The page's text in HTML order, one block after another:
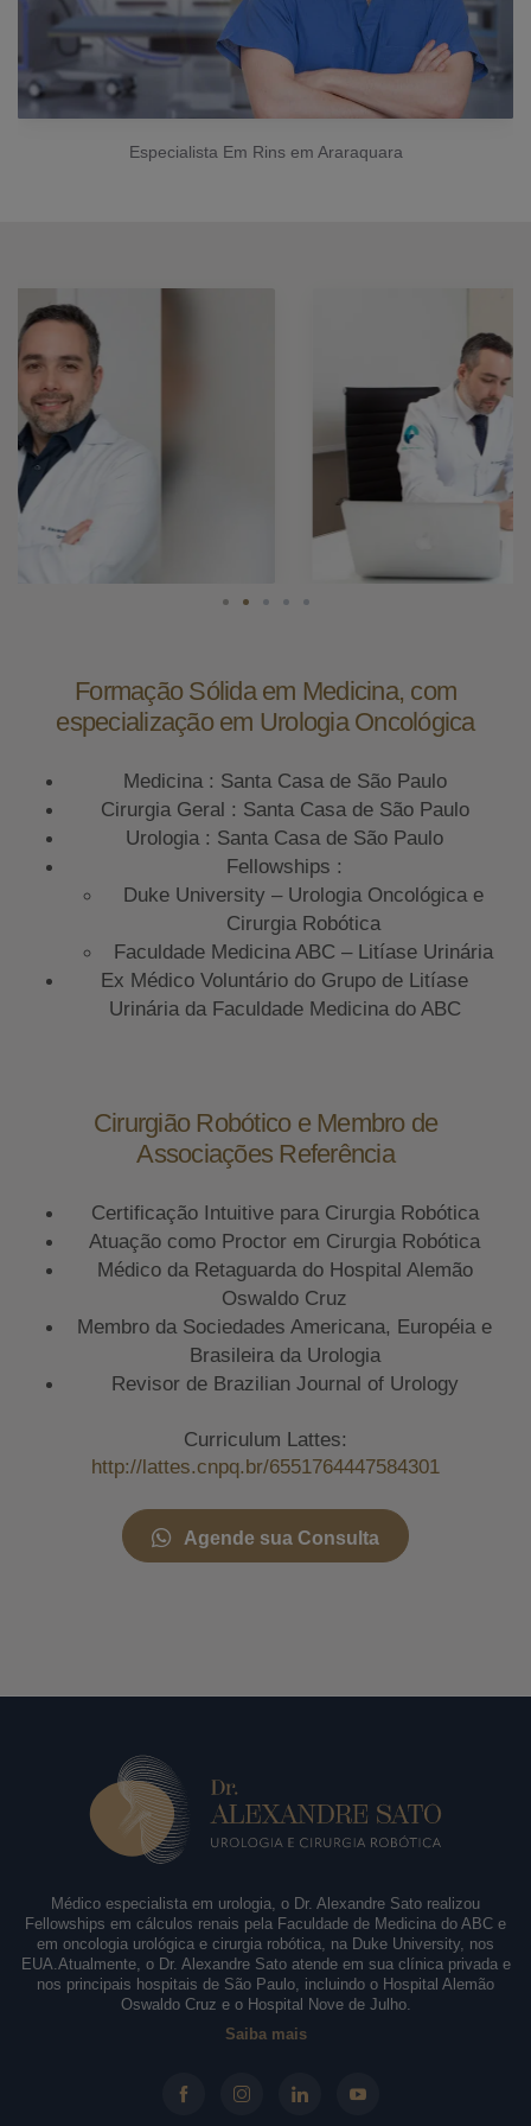
Especialista Em Rins em Araraquara
Formação Sólida em Medicina, com
especialização em Urologia Oncológica
Medicina : Santa Casa de São Paulo
Cirurgia Geral : Santa Casa de São Paulo
Urologia : Santa Casa de São Paulo
Fellowships :
Duke University – Urologia Oncológica e
Cirurgia Robótica
Faculdade Medicina ABC – Litíase Urinária
Ex Médico Voluntário do Grupo de Litíase
Urinária da Faculdade Medicina do ABC
Cirurgião Robótico e Membro de
Associações Referência
Certificação Intuitive para Cirurgia Robótica
Atuação como Proctor em Cirurgia Robótica
Médico da Retaguarda do Hospital Alemão
Oswaldo Cruz
Membro da Sociedades Americana, Européia e
Brasileira da Urologia
Revisor de Brazilian Journal of Urology
Curriculum Lattes:
http://lattes.cnpq.br/6551764447584301
Agende sua Consulta
Médico especialista em urologia, o Dr. Alexandre Sato realizou
Fellowships em cálculos renais pela Faculdade de Medicina do ABC e
em oncologia urológica e cirurgia robótica, na Duke University, nos
EUA.Atualmente, o Dr. Alexandre Sato atende em sua clínica privada e
nos principais hospitais de São Paulo, incluindo o Hospital Alemão
Oswaldo Cruz e o Hospital Nove de Julho.
Saiba mais